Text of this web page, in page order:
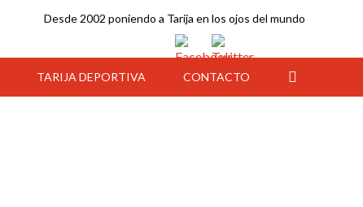
Desde 2002 poniendo a Tarija en los ojos del mundo
TARIJA DEPORTIVA CONTACTO